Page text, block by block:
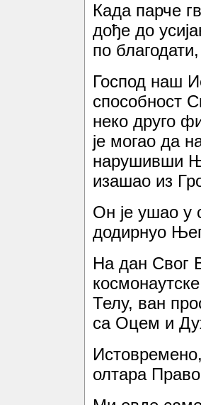
Када парче
дође до
по
Господ наш
способност
неко друго
је могао да
нарушивши
изашао из
Он је ушао у
додирнуо
На дан Свог
Телу, ван
са Оцем и
олтара